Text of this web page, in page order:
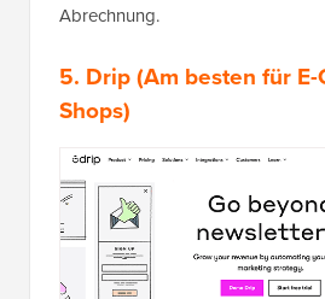
Abrechnung.
5. Drip(Am besten für
Shops)